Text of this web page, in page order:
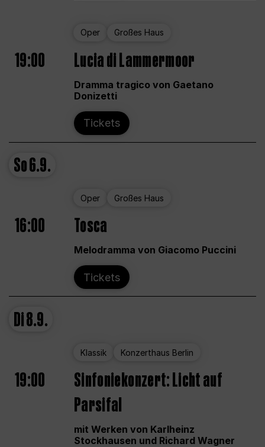
Oper Großes Haus
19:00 Lucia di Lammermoor
Dramma tragico von Gaetano
Donizetti
Tickets
So6.9.
Oper Großes Haus
16:00 Tosca
Melodramma von Giacomo Puccini
Tickets
Di8.9.
Klassik Konzerthaus Berlin
19:00
Sinfoniekonzert: Licht auf
Parsifal
mit Werken von Karlheinz
Stockhausen und Richard Wagner